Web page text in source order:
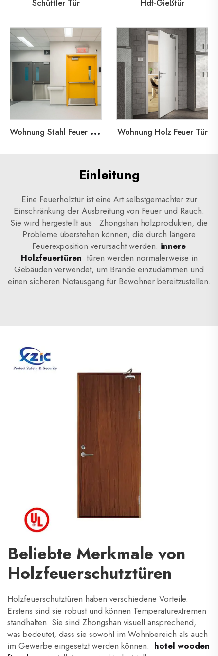
Schüttler Tür Hdf-Gießtür
W
ohnung Stahl Feuer Tür Wohnung Holz Feuer Tür
Einleitung
Eine Feuerholztür ist eine Art selbstgemachter zur
Einschränkung der Ausbreitung von Feuer und Rauch.
Sie wird hergestellt aus
Zhongshan holzprodukten, die
Probleme überstehen können, die durch längere
Feuerexposition verursacht werden. innere
Holzfeuertüren türen werden normalerweise in
Gebäuden verwendet, um Brände einzudämmen und
einen sicheren Notausgang für Bewohner bereitzustellen.
Beliebte Merkmale von
Holzfeuerschutztüren
Holzfeuerschutztüren haben verschiedene Vorteile.
Erstens sind sie robust und können Temperaturextremen
standhalten. Sie sind Zhongshan visuell ansprechend,
was bedeutet, dass sie sowohl im Wohnbereich als auch
im Gewerbe eingesetzt werden können. hotel wooden